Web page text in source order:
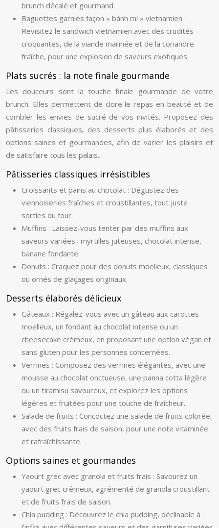
brunch décalé et gourmand.
Baguettes garnies façon « bánh mì » vietnamien :
Revisitez le sandwich vietnamien avec des crudités
croquantes, de la viande marinée et de la coriandre
fraîche, pour une explosion de saveurs exotiques.
Plats sucrés : la note finale gourmande
Les douceurs sont la touche finale gourmande de votre
brunch. Elles permettent de clore le repas en beauté et de
combler les envies de sucré de vos invités. Proposez des
pâtisseries classiques, des desserts plus élaborés et des
options saines et gourmandes, afin de varier les plaisirs et
de satisfaire tous les palais.
Pâtisseries classiques irrésistibles
Croissants et pains au chocolat : Dégustez des
viennoiseries fraîches et croustillantes, tout juste
sorties du four.
Muffins : Laissez-vous tenter par des muffins aux
saveurs variées : myrtilles juteuses, chocolat intense,
banane fondante.
Donuts : Craquez pour des donuts moelleux, classiques
ou ornés de glaçages originaux.
Desserts élaborés délicieux
Gâteaux : Régalez-vous avec un gâteau aux carottes
moelleux, un fondant au chocolat intense ou un
cheesecake crémeux, en proposant une option végan et
sans gluten pour les personnes concernées.
Verrines : Composez des verrines élégantes, avec une
mousse au chocolat onctueuse, une panna cotta légère
ou un tiramisu savoureux, et explorez les options
légères et fruitées pour une touche de fraîcheur.
Salade de fruits : Concoctez une salade de fruits colorée,
avec des fruits frais de saison, pour une note vitaminée
et rafraîchissante.
Options saines et gourmandes
Yaourt grec avec granola et fruits frais : Savourez un
yaourt grec crémeux, agrémenté de granola croustillant
et de fruits frais de saison.
Chia pudding : Découvrez le chia pudding, déclinable à